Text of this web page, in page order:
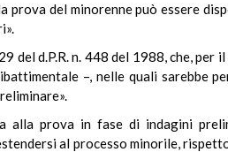
prova del minorenne può essere
del d.P.R. n. 448 del 1988, che,
–, nelle quali sarebbe
alla prova in fase di indagini
al processo minorile,